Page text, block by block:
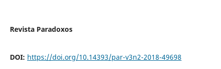
Revista Paradoxos
DOI: https://doi.org/10.14393/par-v3n2-2018-49698